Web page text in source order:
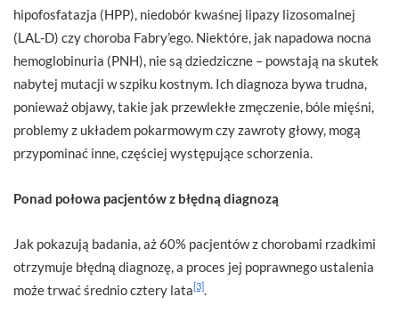
hipofosfatazja (HPP), niedobór kwaśnej lipazy lizosomalnej
(LAL-D) czy choroba Fabry’ego. Niektóre, jak napadowa nocna
hemoglobinuria (PNH), nie są dziedziczne – powstają na skutek
nabytej mutacji w szpiku kostnym. Ich diagnoza bywa trudna,
ponieważ objawy, takie jak przewlekłe zmęczenie, bóle mięśni,
problemy z układem pokarmowym czy zawroty głowy, mogą
przypominać inne, częściej występujące schorzenia.
Ponad połowa pacjentów z błędną diagnozą
Jak pokazują badania, aż 60% pacjentów z chorobami rzadkimi
otrzymuje błędną diagnozę, a proces jej poprawnego ustalenia
może trwać średnio cztery lata[3]